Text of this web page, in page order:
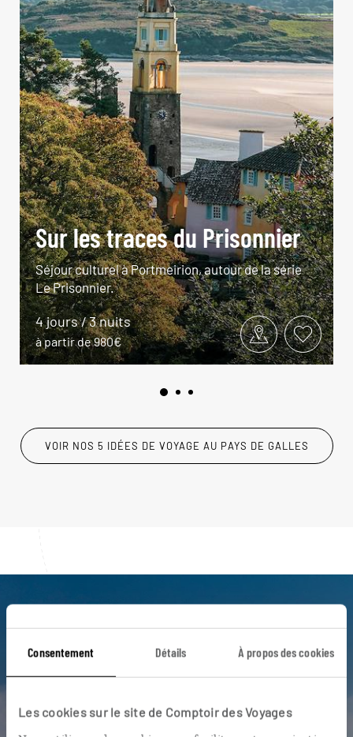
Consentement Détails À propos des cookies
Les cookies sur le site de Comptoir des Voyages
Sur les traces du Prisonnier
Séjour culturel à Portmeirion, autour de la série
Le Prisonnier.
4 jours / 3 nuits
à partir de 980€
VOIR NOS 5 IDÉES DE VOYAGE AU PAYS DE GALLES
Luciole,
l'appli qui vous guide au Pays de
Galles
L’itinéraire vers votre votrebed
and breakfast
en 1 clic